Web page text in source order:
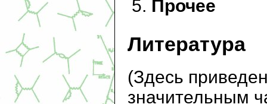
Прочее
Литература
(Здесь
значительным